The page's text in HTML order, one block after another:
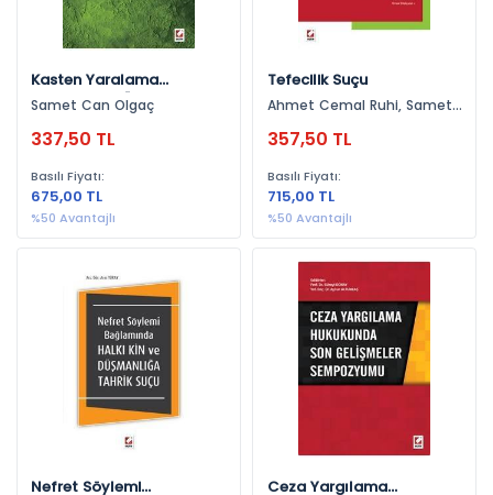
Kasten Yaralama
Neticesinde Ölüme Neden
Olma Suçu (Tck 87/4)
Samet Can Olgaç
337,50 TL
Basılı Fiyatı:
675,00 TL
%50 Avantajlı
Tefecilik Suçu
Ahmet Cemal Ruhi, Samet
357,50 TL
Basılı Fiyatı:
715,00 TL
%50 Avantajlı
Nefret Söylemi
Ceza Yargılama